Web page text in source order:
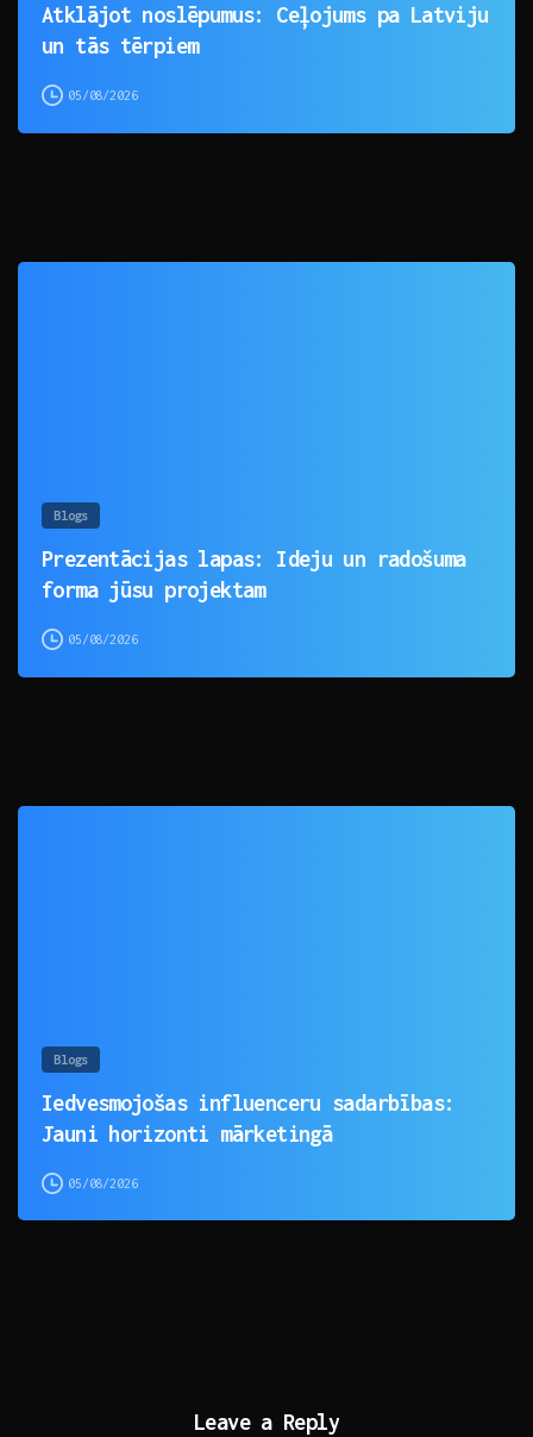
Atklājot noslēpumus: Ceļojums pa Latviju
un tās tērpiem
05/08/2026
Blogs
Prezentācijas lapas: Ideju un radošuma
forma jūsu projektam
05/08/2026
Blogs
Iedvesmojošas influenceru sadarbības:
Jauni horizonti mārketingā
05/08/2026
Leave a Reply